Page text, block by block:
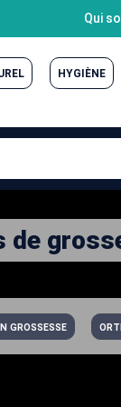
Qui
HYGIÈNE
de
GROSSESSE